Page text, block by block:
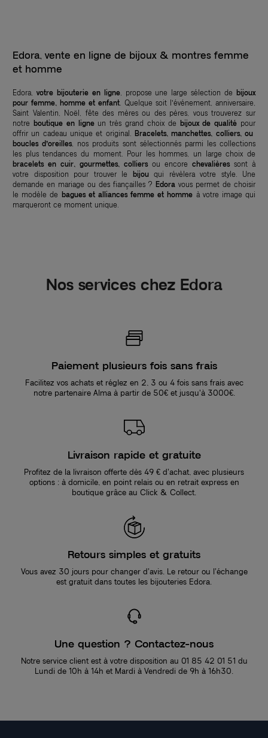
Edora, vente en ligne de bijoux & montres femme
et homme
Edora, votre bijouterie en ligne, propose une large sélection debijoux
pour femme, homme et enfant . Quelque soit l’événement, anniversaire,
Saint Valentin, Noël, fête des mères ou des pères, vous trouverez sur
notre boutique en ligneun très grand choix de bijoux de qualité pour
offrir un cadeau unique et original. Bracelets, manchettes, colliers, ou
boucles d’oreilles, nos produits sont sélectionnés parmi les collections
les plus tendances du moment. Pour les hommes, un large choix de
bracelets en cuir, gourmettes, colliersou encore chevalièressont à
votre disposition pour trouver le bijouqui révèlera votre style. Une
demande en mariage ou des fiançailles ?Edora vous permet de choisir
le modèle de bagues et alliances femme et homme à votre image qui
marqueront ce moment unique.
Nos services chez Edora
Paiement plusieurs fois sans frais
Facilitez vos achats et réglez en 2, 3 ou 4 fois sans frais avec
notre partenaire Alma à partir de 50€ et jusqu'à 3000€.
Livraison rapide et gratuite
Profitez de la livraison offerte dès 49 € d’achat, avec plusieurs
options : à domicile, en point relais ou en retrait express en
boutique grâce au Click & Collect.
Retours simples et gratuits
Vous avez 30 jours pour changer d’avis. Le retour ou l’échange
est gratuit dans toutes les bijouteries Edora.
Une question ? Contactez-nous
Notre service client est à votre disposition au 01 85 42 01 51 du
Lundi de 10h à 14h et Mardi à Vendredi de 9h à 16h30.